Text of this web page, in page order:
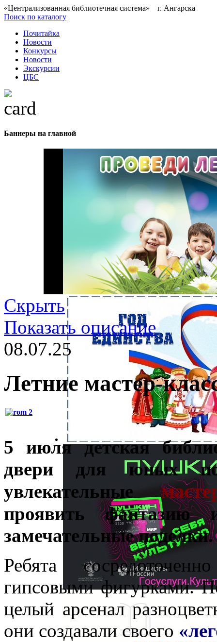
«Централизованная библиотечная система» г. Ангарска
Поиск по каталогу
Почитайка
Новости
Конкурсы
Новости
Экскурсии
ЦБС
Баннеры на главной
Скрыть
Показать описание
08.07.25
Летние мастер-
5 июля детская
двери для юных
увлекательные
проявить фантазию
замечательные поделки.
Ребята
гипсовыми фигурками.
целый арсенал
они создавали своего